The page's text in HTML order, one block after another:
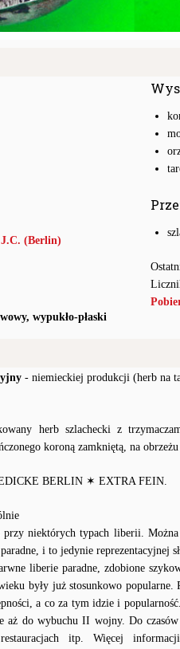
(Berlin)
wypukło-płaski
- niemieckiej produkcji (herb na
herb szlachecki z
koroną zamkniętą, na
BERLIN ✶ EXTRA FEIN.
niektórych typach liberii.
i to jedynie reprezentacyjnej
liberie paradne, zdobione
były już stosunkowo popularne.
a co za tym idzie i
aż do wybuchu II wojny. Do czasów
restauracjach itp. Więcej